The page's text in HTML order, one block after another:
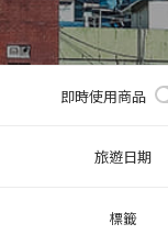
即時使用商品
旅遊日期
標籤